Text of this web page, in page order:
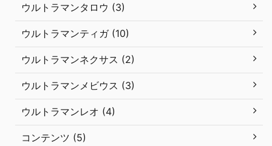
ウルトラマンタロウ (3)
ウルトラマンティガ (10)
ウルトラマンネクサス (2)
ウルトラマンメビウス (3)
ウルトラマンレオ (4)
コンテンツ (5)